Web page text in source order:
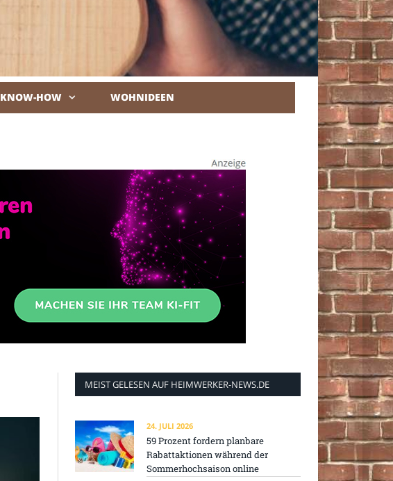
KNOW-HOW WOHNIDEEN
MEIST GELESEN AUF HEIMWERKER-NEWS.DE
24. JULI 2026
59 Prozent fordern planbare
Rabattaktionen während der
Sommerhochsaison online